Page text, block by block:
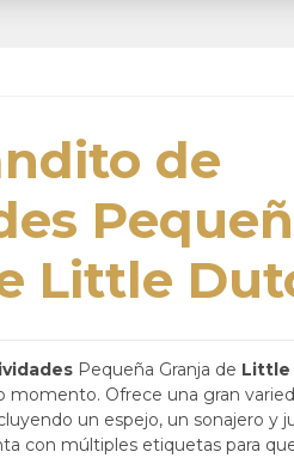
de
Little
Pequeña Granja de Little
momento. Ofrece una gran
un espejo, un sonajero y
con múltiples etiquetas para